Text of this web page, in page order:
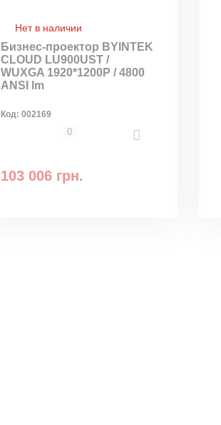
Нет в наличии
Бизнес-проектор BYINTEK
CLOUD LU900UST /
WUXGA 1920*1200P / 4800
ANSI lm
Код: 002169
0
103 006 грн.